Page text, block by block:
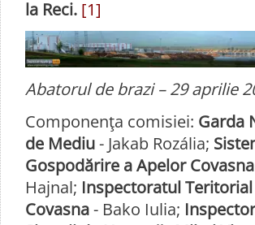
la Reci. [1]
Abatorul de brazi – 29 aprilie
Componenţa comisiei: Garda
de Mediu- Jakab Rozália;
Gospodărire a Apelor Covasna
Hajnal; Inspectoratul
Covasna- Bako Iulia;